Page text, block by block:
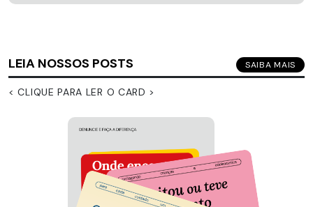
LEIA NOSSOS POSTS SAIBA MAIS
< CLIQUE PARA LER O CARD >